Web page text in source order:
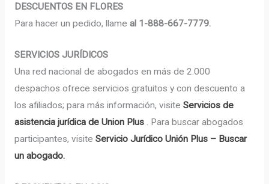
DESCUENTOS EN FLORES
Para hacer un pedido, llame al 1-888-667-7779.
SERVICIOS JURÍDICOS
Una red nacional de abogados en más de 2.000
despachos ofrece servicios gratuitos y con descuento a
los afiliados; para más información, visite Servicios de
asistencia jurídica de Union Plus . Para buscar abogados
participantes, visite Servicio Jurídico Unión Plus – Buscar
un abogado.